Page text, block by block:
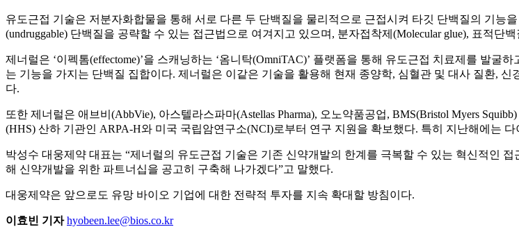
유도근접 기술은 저분자화합물을 통해 서로 다른 두 단백질을 물리적으로 근접시켜 타깃 단백질의 기능
(undruggable) 단백질을 공략할 수 있는 접근법으로 여겨지고 있으며, 분자접착제(Molecular glue), 표적단
제너럴은 ‘이펙톰(effectome)’을 스캐닝하는 ‘옴니탁(OmniTAC)’ 플랫폼을 통해 유도근접 치료제를 발
는 기능을 가지는 단백질 집합이다. 제너럴은 이같은 기술을 활용해 현재 종양학, 심혈관 및 대사 질환,
다.
또한 제너럴은 애브비(AbbVie), 아스텔라스파마(Astellas Pharma), 오노약품공업, BMS(Bristol Myers
(HHS) 산하 기관인 ARPA-H와 미국 국립암연구소(NCI)로부터 연구 지원을 확보했다. 특히 지난해에는
박성수 대웅제약 대표는 “제너럴의 유도근접 기술은 기존 신약개발의 한계를 극복할 수 있는 혁신적인
해 신약개발을 위한 파트너십을 공고히 구축해 나가겠다”고 말했다.
대웅제약은 앞으로도 유망 바이오 기업에 대한 전략적 투자를 지속 확대할 방침이다.
이효빈 기자 hyobeen.lee@bios.co.kr